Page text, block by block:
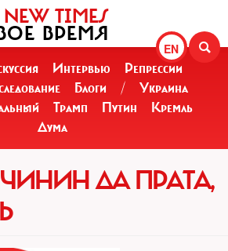
EN
NEW TIMES
ВРЕМЯ
Интервью
Репрессии
Блоги /
Украина
Трамп Путин
Кремль
Дума
ДА ПРАТА,